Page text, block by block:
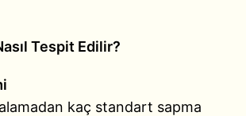
Tespit Edilir?
kaç standart sapma